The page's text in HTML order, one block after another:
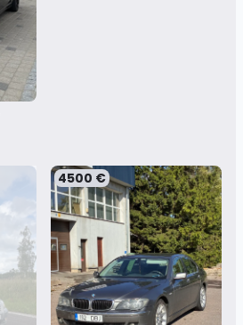
4500 €